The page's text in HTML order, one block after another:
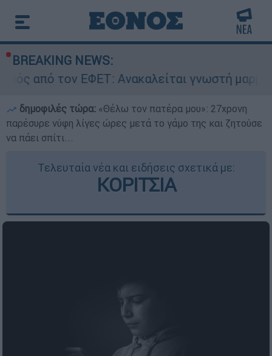
BREAKING NEWS:
Ανακαλείται γνωστή μαρμελάδα -
δημοφιλές τώρα: «Θέλω τον πατέρα μου»: 27χρονη
παρέσυρε νύφη λίγες ώρες μετά το γάμο της και ζητούσε
να πάει σπίτι...
Τελευταία νέα και ειδήσεις σχετικά με:
ΚΟΡΙΤΣΙΑ